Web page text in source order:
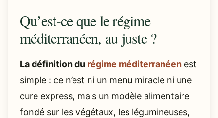
Qu’est-ce que le régime
méditerranéen, au juste ?
La définition du régime méditerranéen est
simple : ce n’est ni un menu miracle ni une
cure express, mais un modèle alimentaire
fondé sur les végétaux, les légumineuses,